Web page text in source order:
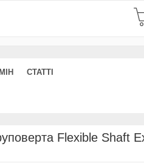
СТАТТІ
Flexible Shaft